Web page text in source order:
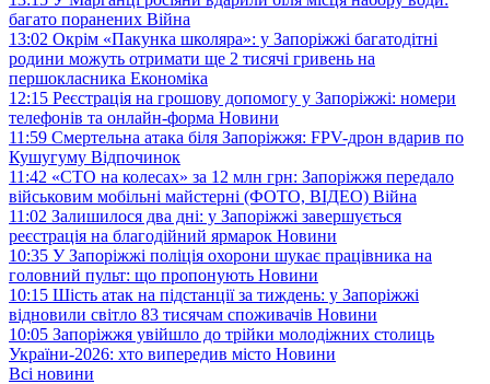
багато поранених Війна
13:02 Окрім «Пакунка школяра»: у Запоріжжі багатодітні
родини можуть отримати ще 2 тисячі гривень на
першокласника Економіка
12:15 Реєстрація на грошову допомогу у Запоріжжі: номери
телефонів та онлайн-форма Новини
11:59 Смертельна атака біля Запоріжжя: FPV-дрон вдарив по
Кушугуму Відпочинок
11:42 «СТО на колесах» за 12 млн грн: Запоріжжя передало
військовим мобільні майстерні (ФОТО, ВІДЕО) Війна
11:02 Залишилося два дні: у Запоріжжі завершується
реєстрація на благодійний ярмарок Новини
10:35 У Запоріжжі поліція охорони шукає працівника на
головний пульт: що пропонують Новини
10:15 Шість атак на підстанції за тиждень: у Запоріжжі
відновили світло 83 тисячам споживачів Новини
10:05 Запоріжжя увійшло до трійки молодіжних столиць
України-2026: хто випередив місто Новини
Всі новини